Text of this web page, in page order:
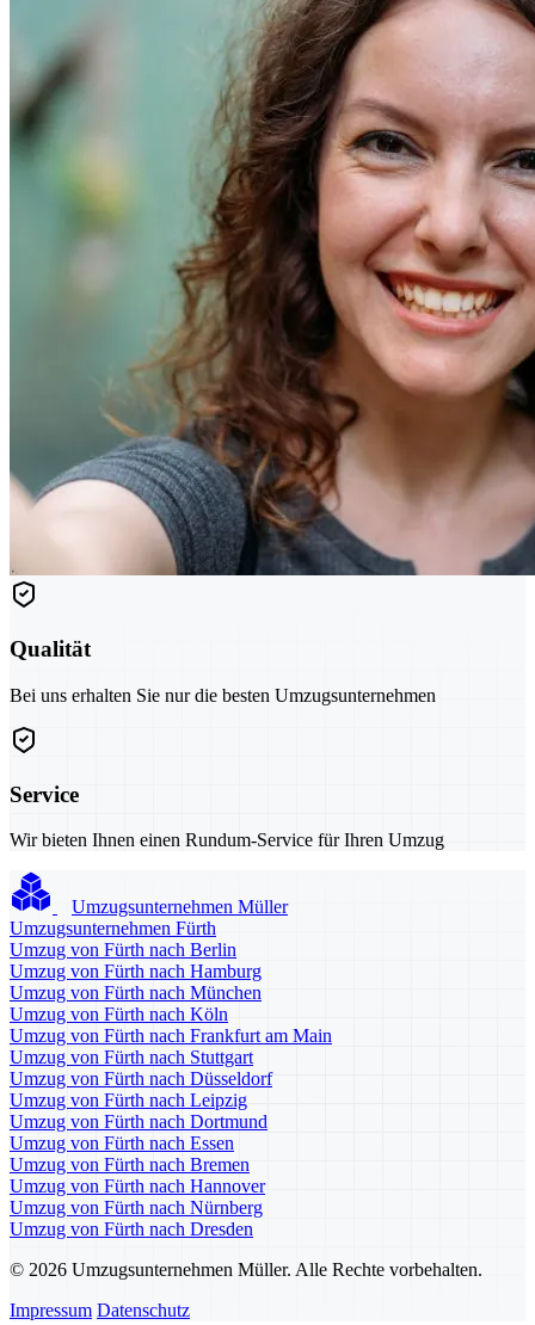
Qualität
Bei uns erhalten Sie nur die besten Umzugsunternehmen
Service
Wir bieten Ihnen einen Rundum-Service für Ihren Umzug
Umzugsunternehmen Müller
Umzugsunternehmen Fürth
Umzug von Fürth nach Berlin
Umzug von Fürth nach Hamburg
Umzug von Fürth nach München
Umzug von Fürth nach Köln
Umzug von Fürth nach Frankfurt am Main
Umzug von Fürth nach Stuttgart
Umzug von Fürth nach Düsseldorf
Umzug von Fürth nach Leipzig
Umzug von Fürth nach Dortmund
Umzug von Fürth nach Essen
Umzug von Fürth nach Bremen
Umzug von Fürth nach Hannover
Umzug von Fürth nach Nürnberg
Umzug von Fürth nach Dresden
© 2026 Umzugsunternehmen Müller. Alle Rechte vorbehalten.
Impressum Datenschutz